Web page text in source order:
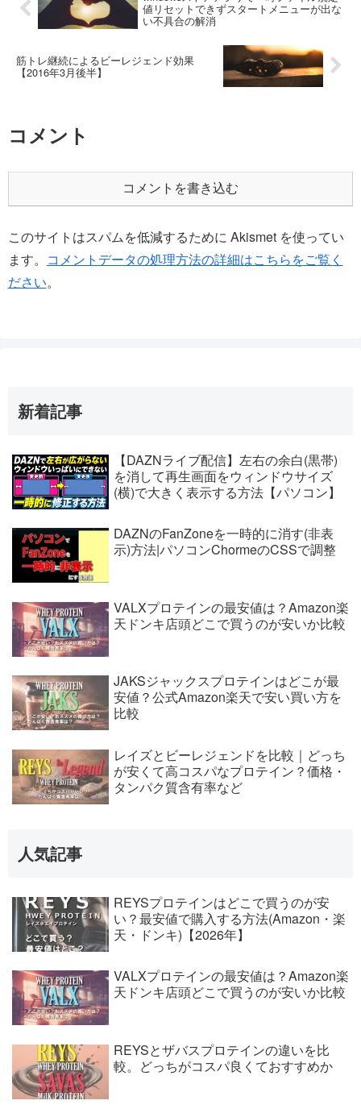
値リセットできずスタートメニューが出な
い不具合の解消
筋トレ継続によるビーレジェンド効果
【2016年3月後半】
コメント
コメントを書き込む
このサイトはスパムを低減するために Akismet を使ってい
ます。 コメントデータの処理方法の詳細はこちらをご覧く
ださい。
新着記事
【DAZNライブ配信】左右の余白(黒帯)
を消して再生画面をウィンドウサイズ
(横)で大きく表示する方法【パソコン】
DAZNのFanZoneを一時的に消す(非表
示)方法|パソコンChormeのCSSで調整
VALXプロテインの最安値は？Amazon楽
天ドンキ店頭どこで買うのが安いか比較
JAKSジャックスプロテインはどこが最
安値？公式Amazon楽天で安い買い方を
比較
レイズとビーレジェンドを比較｜どっち
が安くて高コスパなプロテイン？価格・
タンパク質含有率など
人気記事
REYSプロテインはどこで買うのが安
い？最安値で購入する方法(Amazon・楽
天・ドンキ)【2026年】
VALXプロテインの最安値は？Amazon楽
天ドンキ店頭どこで買うのが安いか比較
REYSとザバスプロテインの違いを比
較。どっちがコスパ良くておすすめか